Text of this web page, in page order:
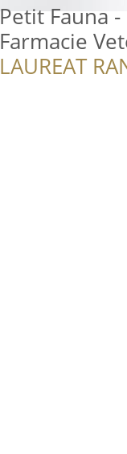
Petit Fauna
Farmacie
LAUREAT